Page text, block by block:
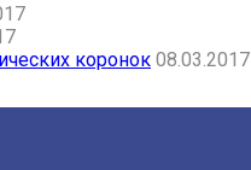
коронок 08.03.2017